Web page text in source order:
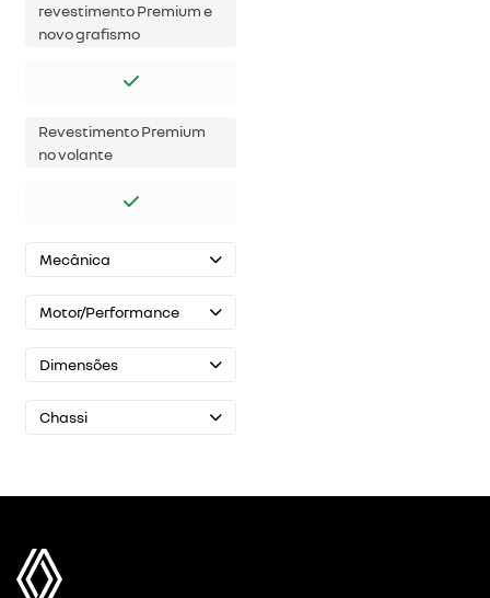
revestimento Premium e
novo grafismo
Revestimento Premium
no volante
Mecânica
Motor/Performance
Dimensões
Chassi